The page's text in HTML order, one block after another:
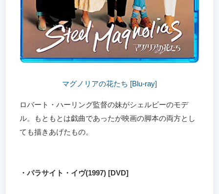
マグノリアの花たち [Blu-ray]
ロバート・ハーリング監督の妹がシェルビーのモデ
ル。もともとは戯曲であったが映画の脚本の両方とし
ても描きあげたもの。
・パラサイト・イヴ(1997) [DVD]